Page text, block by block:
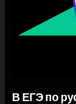
В ЕГЭ по